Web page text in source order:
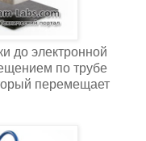
до электронной
по трубе
перемещает